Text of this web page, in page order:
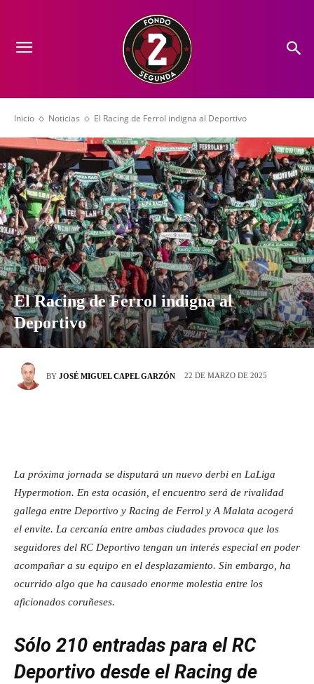
Inicio Noticias El Racing de Ferrol indigna al Deportivo
El Racing de Ferrol indigna al
Deportivo
BY JOSÉ MIGUEL CAPEL GARZÓN 22 DE MARZO DE 2025
La próxima jornada se disputará un nuevo derbi en LaLiga
Hypermotion. En esta ocasión, el encuentro será de rivalidad
gallega entre Deportivo y Racing de Ferrol y A Malata acogerá
el envite. La cercanía entre ambas ciudades provoca que los
seguidores del RC Deportivo tengan un interés especial en poder
acompañar a su equipo en el desplazamiento. Sin embargo, ha
ocurrido algo que ha causado enorme molestia entre los
aficionados coruñeses.
Sólo 210 entradas para el RC
Deportivo desde el Racing de